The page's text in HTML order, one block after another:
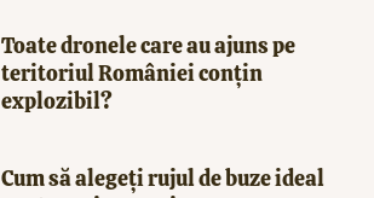
Toate dronele care au ajuns pe
teritoriul României conțin
explozibil?
Cum să alegeți rujul de buze ideal